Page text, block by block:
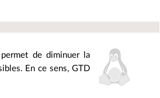
de diminuer la
En ce sens, GTD